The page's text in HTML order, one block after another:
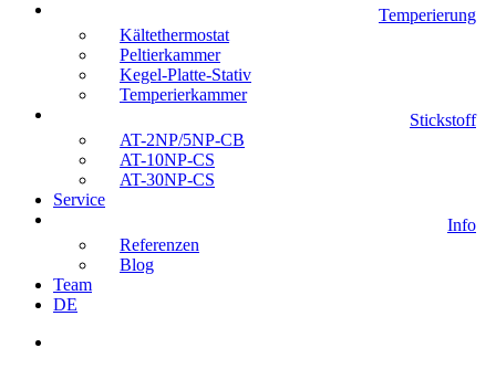
Temperierung
Kältethermostat
Peltierkammer
Kegel-Platte-Stativ
Temperierkammer
Stickstoff
AT-2NP/5NP-CB
AT-10NP-CS
AT-30NP-CS
Service
Info
Referenzen
Blog
Team
DE